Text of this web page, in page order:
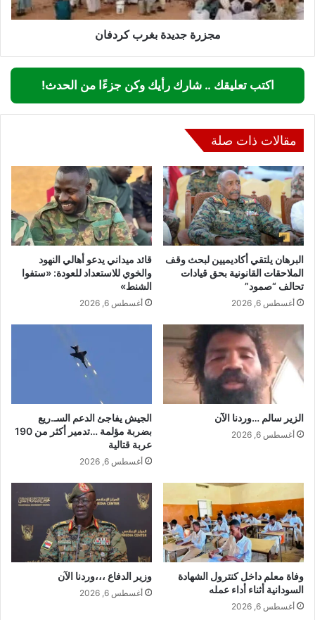
مجزرة جديدة بغرب كردفان
اكتب تعليقك .. شارك رأيك وكن جزءًا من الحدث!
مقالات ذات صلة
البرهان يلتقي أكاديميين لبحث وقف
الملاحقات القانونية بحق قيادات
تحالف “صمود”
أغسطس 6, 2026
قائد ميداني يدعو أهالي النهود
والخوي للاستعداد للعودة: «ستفوا
الشنط»
أغسطس 6, 2026
الزير سالم …وردنا الآن
أغسطس 6, 2026
الجيش يفاجئ الدعم السـ.ريع
بضربة مؤلمة …تدمير أكثر من 190
عربة قتالية
أغسطس 6, 2026
وفاة معلم داخل كنترول الشهادة
السودانية أثناء أداء عمله
أغسطس 6, 2026
وزير الدفاع ،،،وردنا الآن
أغسطس 6, 2026